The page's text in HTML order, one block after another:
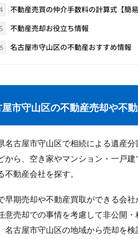
不動産売買の仲介手数料の計算式【簡易
不動産売却お役立ち情報
名古屋市守山区の不動産おすすめ情報
市守山区の不動産売却や不
古屋市守山区で相続による遺産
から、空き家やマンション・一戸
不動産会社を探す。
期売却や不動産買取ができる会
意売却での事情を考慮して非公開
古屋市守山区の地域から売却を